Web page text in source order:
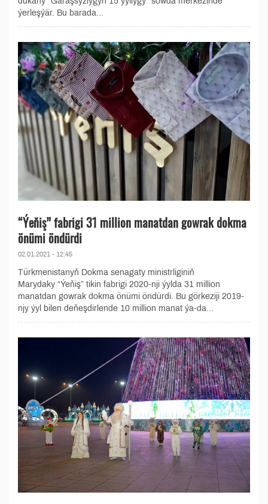
ýerleşýär. Bu barada...
“Ýeňiş” fabrigi 31 million manatdan gowrak dokma
önümi öndürdi
02.01.2021 - 12:45
Türkmenistanyň Dokma senagaty ministrliginiň
Marydaky “Ýeňiş” tikin fabrigi 2020-nji ýylda 31 million
manatdan gowrak dokma önümi öndürdi. Bu görkeziji 2019-
njy ýyl bilen deňeşdirlende 10 million manat ýa-da...